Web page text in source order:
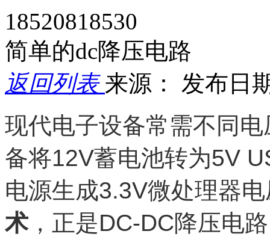
18520818530
简单的dc降压电路
返回列表来源： 发布日
现代电子设备常需不同
备将12V蓄电池转为5V
电源生成3.3V微处理器
术，正是DC-DC降压电